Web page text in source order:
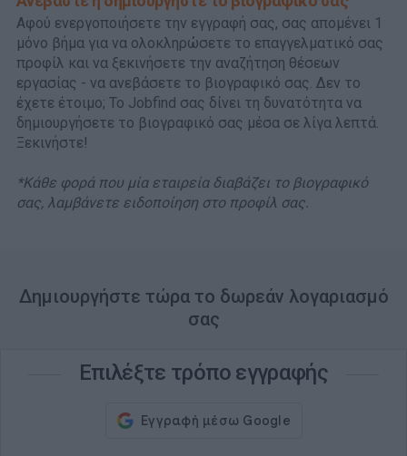
Αφού ενεργοποιήσετε την εγγραφή σας, σας απομένει 1
μόνο βήμα για να ολοκληρώσετε το επαγγελματικό σας
προφίλ και να ξεκινήσετε την αναζήτηση θέσεων
εργασίας - να ανεβάσετε το βιογραφικό σας. Δεν το
έχετε έτοιμο; Το Jobfind σας δίνει τη δυνατότητα να
δημιουργήσετε το βιογραφικό σας μέσα σε λίγα λεπτά.
Ξεκινήστε!
*Κάθε φορά που μία εταιρεία διαβάζει το βιογραφικό
σας, λαμβάνετε ειδοποίηση στο προφίλ σας.
Δημιουργήστε τώρα το δωρεάν λογαριασμό
σας
Επιλέξτε τρόπο εγγραφής